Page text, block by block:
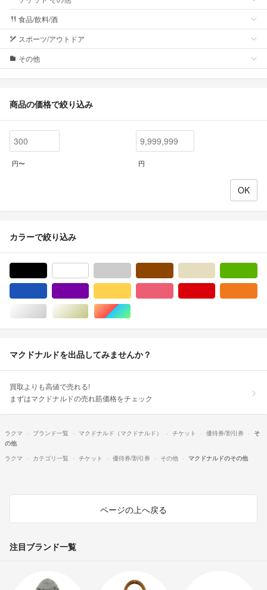
食品/飲料/酒
スポーツ/アウトドア
その他
商品の価格で絞り込み
円〜 円
カラーで絞り込み
シルバー/銀色系ゴールド/金色系マルチカラー
マクドナルドを出品してみませんか？
買取よりも高値で売れる!
まずはマクドナルドの売れ筋価格をチェック
ラクマ ブランド一覧 マクドナルド（マクドナルド） チケット 優待券/割引券
そ
の他
ラクマ
カテゴリ一覧 チケット 優待券/割引券 その他 マクドナルドのその他
ページの上へ戻る
注目ブランド一覧